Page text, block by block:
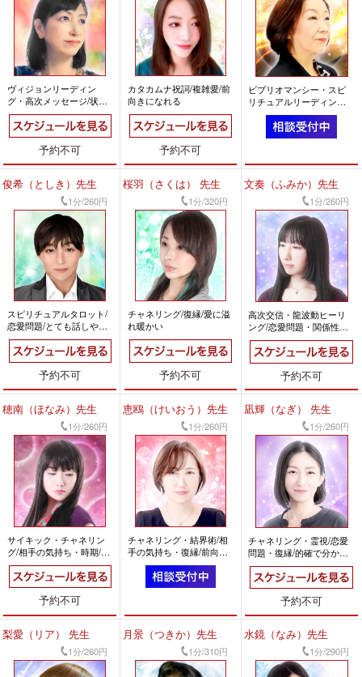
ヴィジョンリーディン
グ・高次メッセージ/状況
好転/前向きになれる
予約不可
カタカムナ祝詞/複雑愛/前
向きになれる
予約不可
ビブリオマンシー・スピ
リチュアルリーディング/
トラブル回避/とても話し
やすい
俊希（としき）先生
1分/260円
スピリチュアルタロット/
恋愛問題/とても話しやす
い
予約不可
桜羽（さくは） 先生
1分/320円
チャネリング/復縁/愛に溢
れ暖かい
予約不可
文奏（ふみか）先生
1分/260円
高次交信・龍波動ヒーリ
ング/恋愛問題・関係性の
修復/前向きになれる
予約不可
穂南（ほなみ）先生
1分/260円
サイキック・チャネリン
グ/相手の気持ち・時期/的
確で分かりやすい
予約不可
恵鴎（けいおう）先生
1分/260円
チャネリング・結界術/相
手の気持ち・復縁/前向き
になれる
凪輝（なぎ） 先生
1分/260円
チャネリング・霊視/恋愛
問題・復縁/的確で分かり
やすい
予約不可
梨愛（リア） 先生
1分/260円
月景（つきか）先生
1分/310円
水鏡（なみ）先生
1分/290円